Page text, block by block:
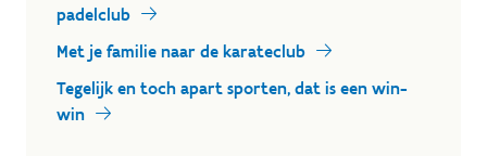
padelclub
Met je familie naar de karateclub
Tegelijk en toch apart sporten, dat is een win-
win